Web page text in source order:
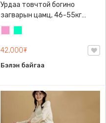
Урдаа товчтой богино
загварын цамц, 46-55кг
жинд таарна
42,000₮
Бэлэн байгаа